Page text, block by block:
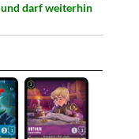
und darf weiterhin